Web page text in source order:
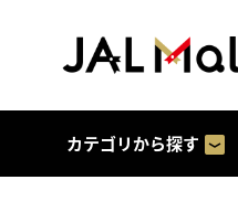
カテゴリから探す